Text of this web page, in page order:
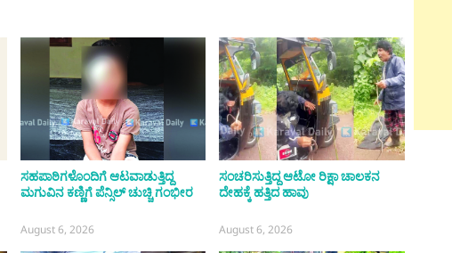
ಸಹಪಾಠಿಗಳೊಂದಿಗೆ ಆಟವಾಡುತ್ತಿದ್ದ
ಮಗುವಿನ ಕಣ್ಣಿಗೆ ಪೆನ್ಸಿಲ್ ಚುಚ್ಚಿ ಗಂಭೀರ
August 6, 2026
ಸಂಚರಿಸುತ್ತಿದ್ದ ಆಟೋ ರಿಕ್ಷಾ ಚಾಲಕನ
ದೇಹಕ್ಕೆ ಹತ್ತಿದ ಹಾವು
August 6, 2026